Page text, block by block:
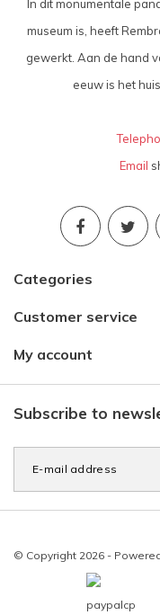
In dit monumentale
museum is, heeft
gewerkt. Aan de hand
eeuw is het
Email
Categories
Customer service
My account
Subscribe to
© Copyright 2026 -